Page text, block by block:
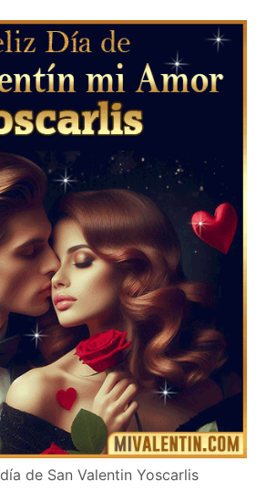
de San Valentin Yoscarlis